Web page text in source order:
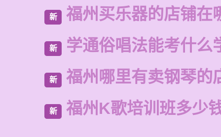
新 福州买乐器的店铺在
新 学通俗唱法能考什么
新 福州哪里有卖钢琴的
新 福州K歌培训班多少